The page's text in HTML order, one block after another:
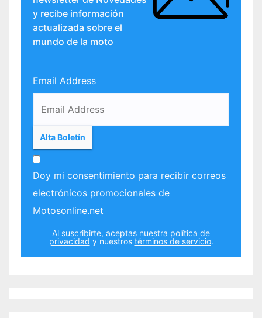
y recibe información
actualizada sobre el
mundo de la moto
Email Address
Doy mi consentimiento para recibir correos
electrónicos promocionales de
Motosonline.net
Al suscribirte, aceptas nuestra política de
privacidad y nuestros términos de servicio.